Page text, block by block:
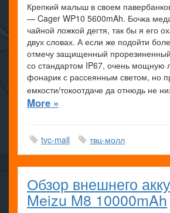
Крепкий малыш в своем
— Cager WP10 5600mAh. Бочка
чайной ложкой дегтя, так бы я его
двух словах. А если же подойти
отмечу защищенный
со стандартом IP67, очень мощную
фонарик с рассеянным светом, но
емкости/токоотдаче да отнюдь не
More »
tvc-mall твц-молл
Обзор внешнего
Meizu M8 10000mAh